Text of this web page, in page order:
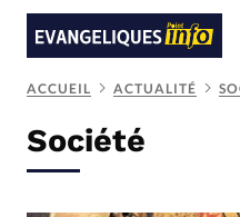
Faire un don
ACCUEIL ACTUALITÉ
Société